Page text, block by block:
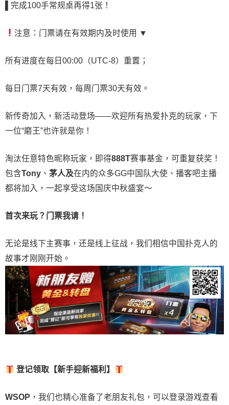
完成100手常规桌再得1张！
注意：门票请在有效期内及时使用 ▼
所有进度在每日00:00（UTC-8）重置；
每日门票7天有效，每周门票30天有效。
新传奇加入，新活动登场——欢迎所有热爱扑克的玩家，下
一位“磨王”也许就是你！
淘汰任意特色昵称玩家，即得888T赛事基金，可重复获奖！
包含Tony 、 茅人及在内的众多GG中国队大使、播客吧主播
都将加入，一起享受这场国庆中秋盛宴～
首次来玩？门票我请！
无论是线下主赛事，还是线上征战，我们相信中国扑克人的
故事才刚刚开始。
登记领取【新手迎新福利】
WSOP ，我们也精心准备了老朋友礼包，可以登录游戏查看